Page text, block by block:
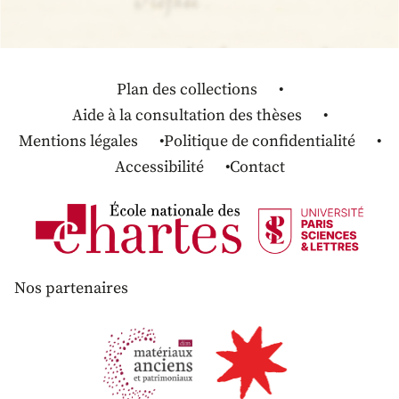
Plan des collections
Aide à la consultation des thèses
Mentions légales
Politique de confidentialité
Accessibilité
Contact
Nos partenaires